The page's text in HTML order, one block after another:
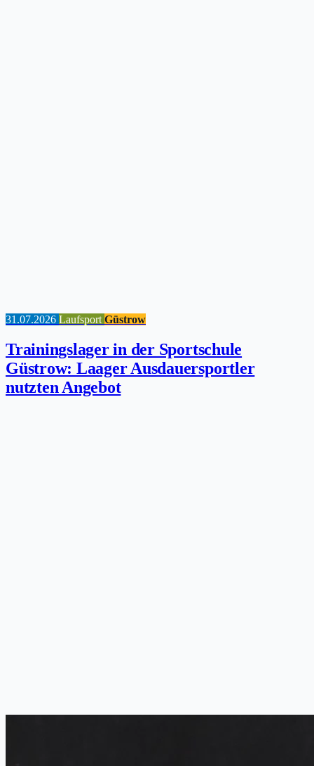
31.07.2026 Laufsport Güstrow
Trainingslager in der Sportschule
Güstrow: Laager Ausdauersportler
nutzten Angebot